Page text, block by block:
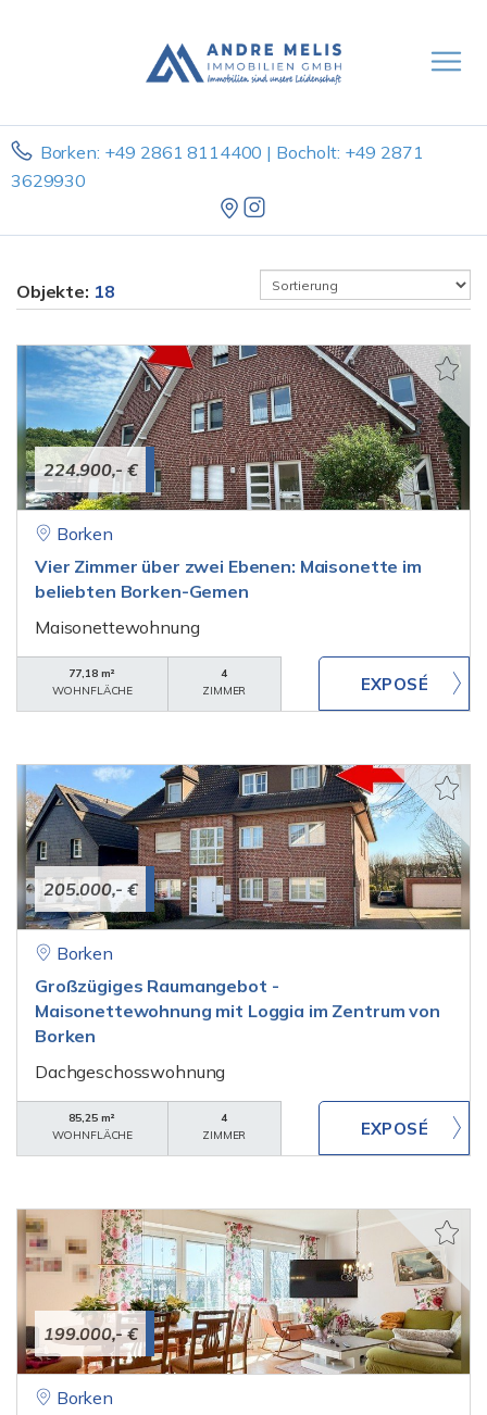
Borken: +49 2861 8114400 | Bocholt: +49 2871
3629930
Objekte: 18
224.900,- €
Borken
Vier Zimmer über zwei Ebenen: Maisonette im
beliebten Borken-Gemen
Maisonettewohnung
77,18 m²
WOHNFLÄCHE
4
ZIMMER
205.000,- €
Borken
Großzügiges Raumangebot -
Maisonettewohnung mit Loggia im Zentrum von
Borken
Dachgeschosswohnung
85,25 m²
WOHNFLÄCHE
4
ZIMMER
199.000,- €
Borken